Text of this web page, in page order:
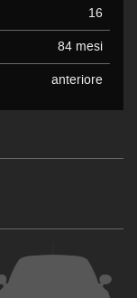
16
84 mesi
anteriore